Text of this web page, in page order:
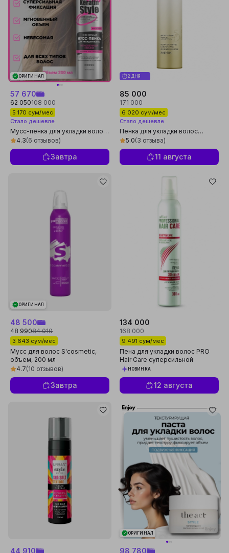
ОРИГИНАЛ
57 670
62 050108 000
5 170 сум/мес
Стало дешевле
Мусс-пенка для укладки волос
Витэкс PRO Keratin Style
Мгновенный объем, 200 мл
4.3(6 отзывов)
Завтра
2 ДНЯ
85 000
171 000
6 020 сум/мес
Стало дешевле
Пенка для укладки волос
Hanfang Wugu для вьющихся
волос, 450 мл
5.0(3 отзыва)
11 августа
ОРИГИНАЛ
48 500
48 99084 010
3 643 сум/мес
Мусс для волос S'cosmetic,
объем, 200 мл
4.7(10 отзывов)
Завтра
134 000
168 000
9 491 сум/мес
Пена для укладки волос PRO
Hair Care суперсильной
фиксации 3D объём, 300 мл,
Белита
НОВИНКА
12 августа
44 910
ОРИГИНАЛ
98 780